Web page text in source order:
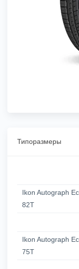
Типоразмеры
Ikon Autograph
82T
Ikon Autograph
75T